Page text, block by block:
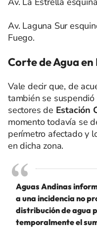
Av. Laguna Sur
Fuego.
Corte de Agua
Vale decir que, de
también se
sectores de Estación
momento todavía se
perímetro afectado y
en dicha zona.
Aguas Andinas
a una incidencia no
distribución de agua
temporalmente el